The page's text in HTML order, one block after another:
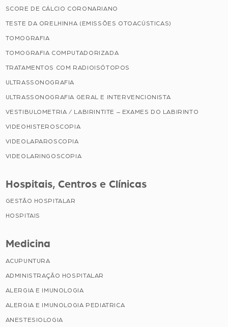
SCORE DE CÁLCIO CORONARIANO
TESTE DA ORELHINHA (EMISSÕES OTOACÚSTICAS)
TOMOGRAFIA
TOMOGRAFIA COMPUTADORIZADA
TRATAMENTOS COM RADIOISÓTOPOS
ULTRASSONOGRAFIA
ULTRASSONOGRAFIA GERAL E INTERVENCIONISTA
VESTIBULOMETRIA / LABIRINTITE – EXAMES DO LABIRINTO
VIDEOHISTEROSCOPIA
VIDEOLAPAROSCOPIA
VIDEOLARINGOSCOPIA
Hospitais, Centros e Clínicas
GESTÃO HOSPITALAR
HOSPITAIS
Medicina
ACUPUNTURA
ADMINISTRAÇÃO HOSPITALAR
ALERGIA E IMUNOLOGIA
ALERGIA E IMUNOLOGIA PEDIATRICA
ANESTESIOLOGIA